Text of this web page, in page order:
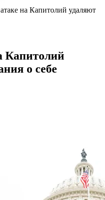
на Капитолий удаляют
Капитолий
о себе